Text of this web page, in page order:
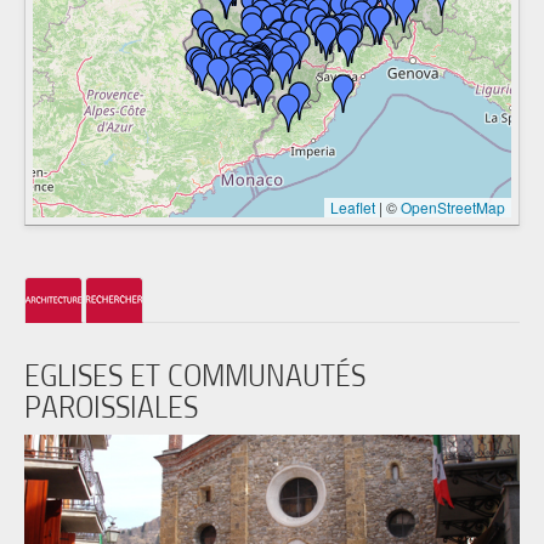
Leaflet | ©OpenStreetMap
EGLISES ET COMMUNAUTÉS
PAROISSIALES